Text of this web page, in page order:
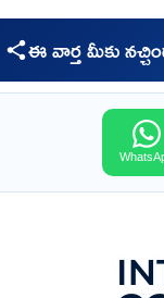
ఈ వార్త మీకు